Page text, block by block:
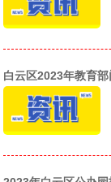
白云区2023年教育